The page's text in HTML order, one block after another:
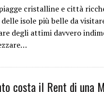
cristalline e città
delle isole più belle da
degli attimi davvero
costa il Rent di una